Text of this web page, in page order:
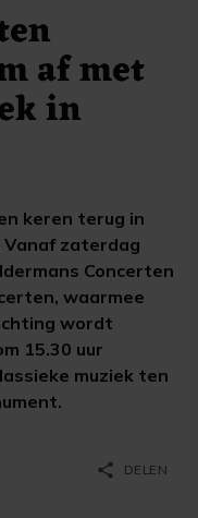
af met
in
keren terug in
Vanaf zaterdag
Concerten
waarmee
wordt
15.30 uur
muziek ten
share DELEN